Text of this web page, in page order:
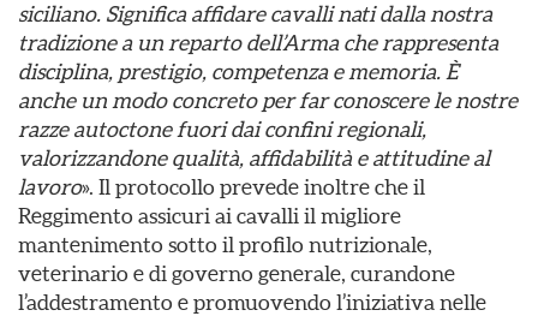
siciliano. Significa affidare cavalli nati dalla nostra
tradizione a un reparto dell’Arma che rappresenta
disciplina, prestigio, competenza e memoria. È
anche un modo concreto per far conoscere le nostre
razze autoctone fuori dai confini regionali,
valorizzandone qualità, affidabilità e attitudine al
lavoro». Il protocollo prevede inoltre che il
Reggimento assicuri ai cavalli il migliore
mantenimento sotto il profilo nutrizionale,
veterinario e di governo generale, curandone
l’addestramento e promuovendo l’iniziativa nelle